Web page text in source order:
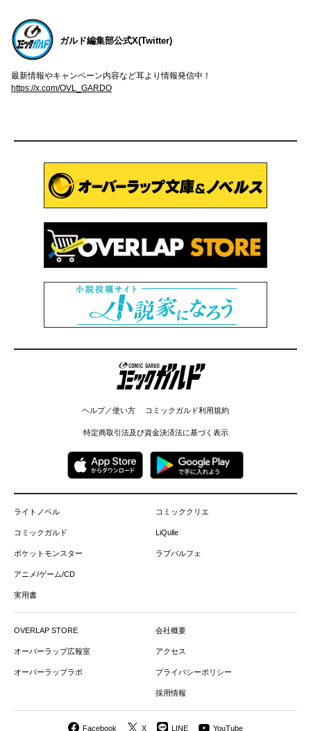
ガルド編集部公式X(Twitter)
最新情報やキャンペーン内容など耳より情報発信中！
https://x.com/OVL_GARDO
コミックガルド
ヘルプ／使い方 コミックガルド利用規約
特定商取引法及び資金決済法に基づく表示
ライトノベル
コミックガルド
ポケットモンスター
アニメ/ゲーム/CD
実用書
コミッククリエ
LiQulle
ラブパルフェ
OVERLAP STORE
オーバーラップ広報室
オーバーラップラボ
会社概要
アクセス
プライバシーポリシー
採用情報
Facebook X LINE YouTube